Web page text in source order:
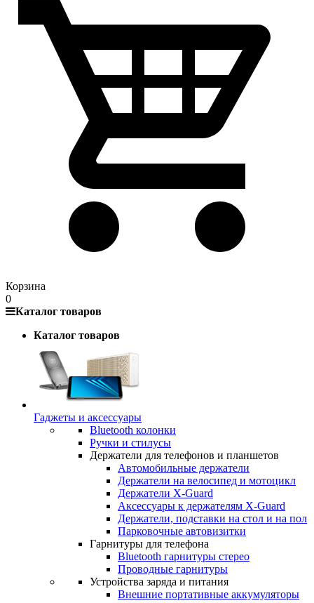
Корзина
0
Каталог товаров
Каталог товаров
Гаджеты и аксессуары
Bluetooth колонки
Ручки и стилусы
Держатели для телефонов и планшетов
Автомобильные держатели
Держатели на велосипед и мотоцикл
Держатели X-Guard
Аксессуары к держателям X-Guard
Держатели, подставки на стол и на пол
Парковочные автовизитки
Гарнитуры для телефона
Bluetooth гарнитуры стерео
Проводные гарнитуры
Устройства заряда и питания
Внешние портативные аккумуляторы